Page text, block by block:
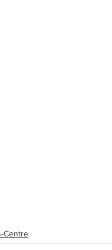
Centre